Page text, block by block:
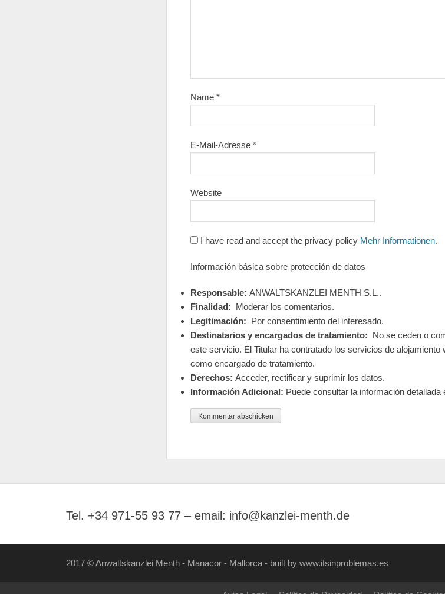
Name *
E-Mail-Adresse *
Website
I have read and accept the privacy policy Mehr Informationen.
Información básica sobre protección de datos
Responsable: ANWALTSKANZLEI MENTH S.L..
Finalidad: Moderar los comentarios.
Legitimación: Por consentimiento del interesado.
Destinatarios y encargados de tratamiento: No se ceden o
este servicio. El Titular ha contratado los servicios de
como encargado de tratamiento.
Derechos: Acceder, rectificar y suprimir los datos.
Información Adicional: Puede consultar la información detallada
Tel. +34 971-55 93 77 – email: info@kanzlei-menth.de
2017 © Anwaltskanzlei Menth - Manacor - Mallorca - built by www.itsinproblemas.es